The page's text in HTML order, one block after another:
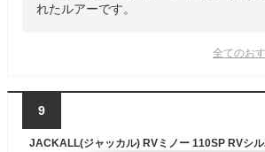
れたルアーです。
全てのお
9
JACKALL(ジャッカル) RVミノー 110SP RVシ